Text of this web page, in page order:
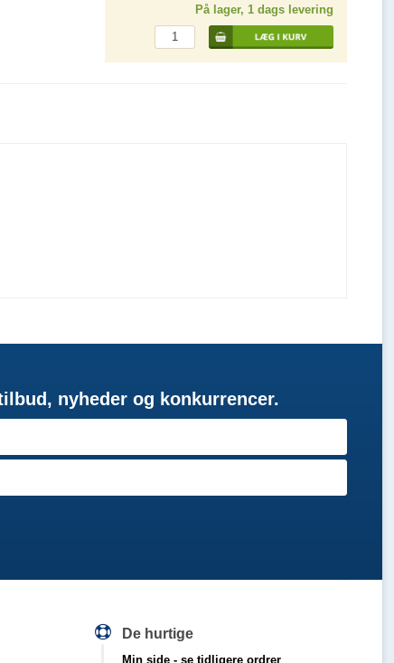
På lager, 1 dags levering
nyheder og konkurrencer.
De hurtige
Min side - se tidligere ordrer